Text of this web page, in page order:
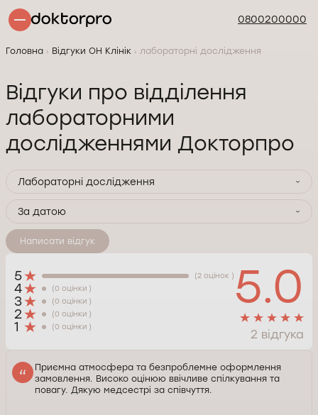
0800200000
Головна Відгуки ОН Клінік лабораторні дослідження
Відгуки про відділення
лабораторними
дослідженнями Докторпро
Лабораторні дослідження
За датою
Написати відгук
5 (2 оцінок )
4 (0 оцінки )
3 (0 оцінки )
2 (0 оцінки )
1 (0 оцінки )
5.0
2 відгука
Приємна атмосфера та безпроблемне оформлення
замовлення. Високо оцінюю ввічливе спілкування та
повагу. Дякую медсестрі за співчуття.